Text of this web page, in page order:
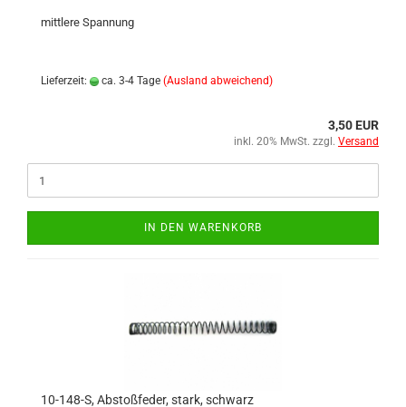
mittlere Spannung
Lieferzeit: ca. 3-4 Tage (Ausland abweichend)
3,50 EUR
inkl. 20% MwSt. zzgl. Versand
IN DEN WARENKORB
10-148-S, Abstoßfeder, stark, schwarz